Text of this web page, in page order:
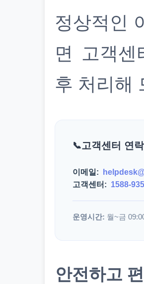
정상적인
면 고객센
후 처리해
고객센터 연
이메일:
고객센터: 1588-
운영시간: 월~금
안전하고